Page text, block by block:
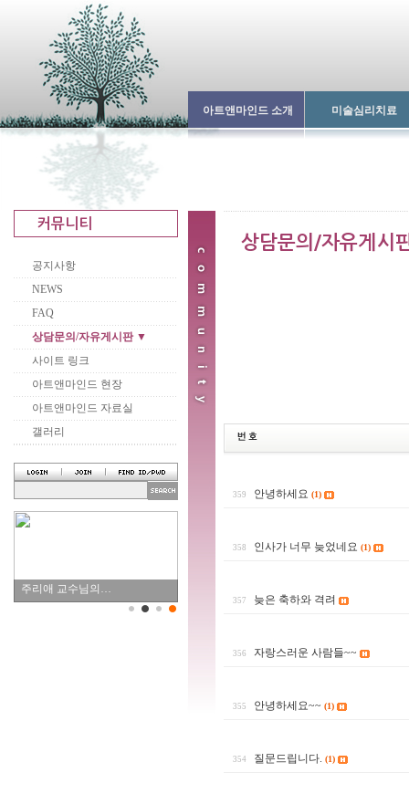
아트앤마인드 소개 미술심리치료
공지사항
NEWS
FAQ
상담문의/자유게시판 ▼
사이트 링크
아트앤마인드 현장
아트앤마인드 자료실
갤러리
주리애 교수님의…
359 안녕하세요 (1)
358 인사가 너무 늦었네요 (1)
357 늦은 축하와 격려
356 자랑스러운 사람들~~
355 안녕하세요~~ (1)
354 질문드립니다. (1)